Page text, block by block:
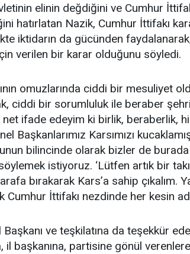
elinin değdiğini ve Cumhur
hatırlatan Nazik, Cumhur İttifakı
iktidarın da gücünden
verilen bir karar olduğunu söyledi.
omuzlarında ciddi bir mesuliyet
ciddi bir sorumluluk ile beraber
ifade edeyim ki birlik, beraberlik,
Başkanlarımız Karsımızı
bilincinde olarak bizler de burada
istiyoruz. ‘Lütfen artık bir
tarafa bırakarak Kars’a sahip çıkalım.
Cumhur İttifakı nezdinde her kesin
ve teşkilatına da teşekkür
il başkanına, partisine gönül